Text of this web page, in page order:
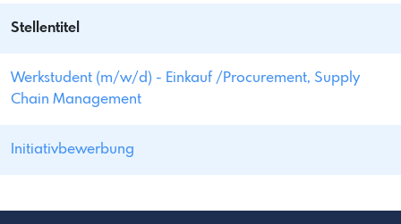
Stellentitel
Werkstudent (m/w/d) - Einkauf /Procurement, Supply
Chain Management
Initiativbewerbung